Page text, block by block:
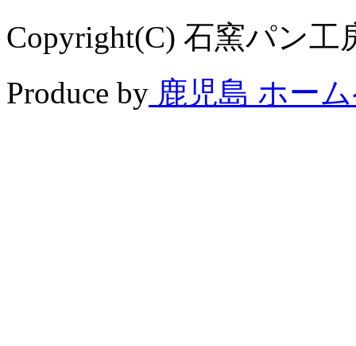
Copyright(C) 石窯パン工
Produce by 鹿児島 ホー